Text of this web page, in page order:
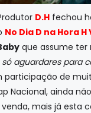
D.H fechou
No Dia D na Hora H
que assume
só aguardares para
de
Nacional, ainda
mais já esta